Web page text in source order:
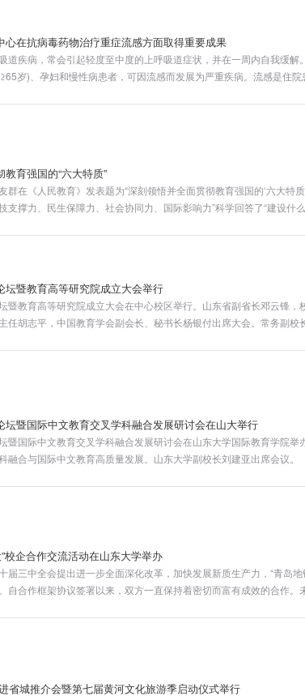
心在抗病毒药物治疗重症流感方面取得重要成果
道疾病，常会引起轻度至中度的上呼吸道症状，并在一周内自我缓
岁)、孕妇和慢性病患者，可因流感而发展为严重疾病。流感是住院
数十万呼吸道疾病死亡，并造成重大经济损失。因流感住院的成人病
育强国的“六大特质”
群在《人民教育》发表题为“深刻领悟并全面贯彻教育强国的‘六大特
支撑力、民生保障力、社会协同力、国际影响力”科学回答了“建设什
建成教育强国的评价标准，必须深刻学习领会，全面贯彻落实。
坛暨教育高等研究院成立大会举行
暨教育高等研究院成立大会在中心校区举行。山东省副省长邓云锋
任胡志平，中国教育学会副会长、秘书长杨银付出席大会。常务副校
坛暨国际中文教育交叉学科融合发展研讨会在山大举行
暨国际中文教育交叉学科融合发展研讨会在山东大学国际教育学院
融合与国际中文教育高质量发展。山东大学副校长刘建亚出席会议。
校企合作交流活动在山东大学举办
届三中全会提出进一步全面深化改革，加快发展新质生产力，“青岛
自合作框架协议签署以来，双方一直保持着密切而富有成效的合作。
领域，为青岛地铁的发展提供有力智力支持和人才保障，共同推动双
省城推介会暨第七届黄河文化旅游季启动仪式举行